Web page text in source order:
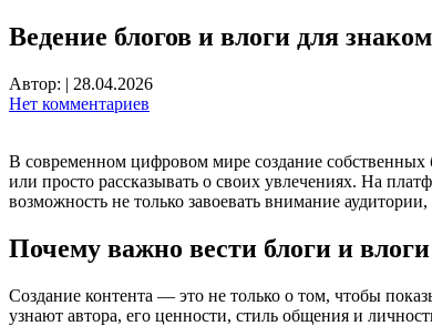
Ведение блогов и влоги для
Автор: | 28.04.2026
Нет комментариев
В современном цифровом мире создание собственных
или просто рассказывать о своих увлечениях. На
возможность не только завоевать внимание
Почему важно вести блоги и
Создание контента — это не только о том, чтобы
узнают автора, его ценности, стиль общения и